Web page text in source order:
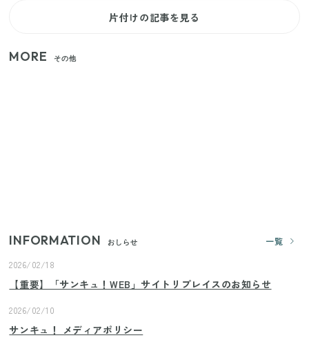
片付けの記事を見る
MORE その他
INFORMATION おしらせ
一覧
2026/02/18
【重要】「サンキュ！WEB」サイトリプレイスのお知らせ
2026/02/10
サンキュ！ メディアポリシー